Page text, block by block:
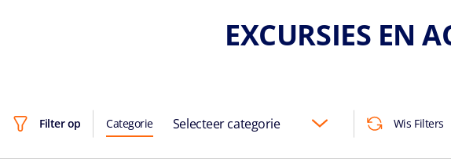
EXCURSIES EN
Filter op Categorie Selecteer categorie Wis Filters